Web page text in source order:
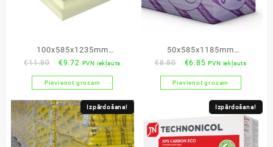
100x585x1235mm
Finnfoam FL300PX
ekstrudētais putuplasts
€11.80
Original
price
was:
€11.80.
€9.72 Current
price
is:
€9.72.
PVN iekļauts
Pievienot grozam
50x585x1185mm
ekstrudētais
putupolisterols BEWI
€8.80
Original
price
was:
€6.85Current
price
is:
€6.85.
PVN iekļauts
Pievienot grozam
Izpārdošana! Izpārdošana!